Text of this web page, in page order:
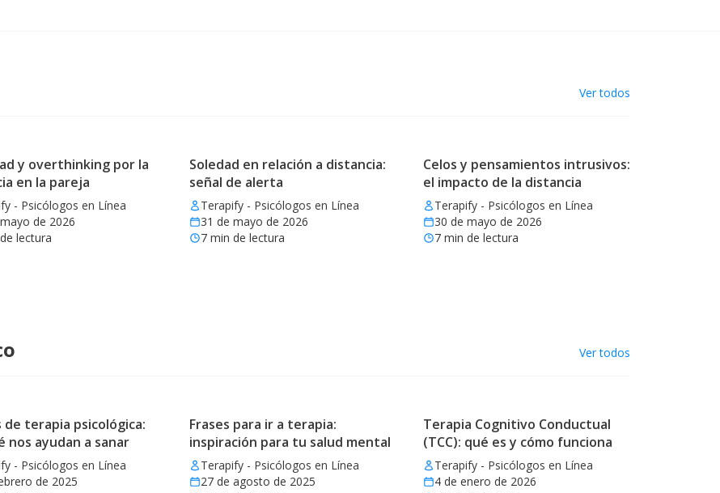
Ver todos
y overthinking por la
en la pareja
- Psicólogos en Línea
de 2026
lectura
Soledad en relación a distancia:
señal de alerta
Terapify - Psicólogos en Línea
31 de mayo de 2026
7 min de lectura
Celos y pensamientos intrusivos:
el impacto de la distancia
Terapify - Psicólogos en Línea
30 de mayo de 2026
7min de lectura
Ver todos
de terapia psicológica:
nos ayudan a sanar
- Psicólogos en Línea
de 2025
Frases para ir a terapia:
inspiración para tu salud mental
Terapify - Psicólogos en Línea
27 de agosto de 2025
Terapia Cognitivo Conductual
(TCC): qué es y cómo funciona
Terapify - Psicólogos en Línea
4 de enero de 2026